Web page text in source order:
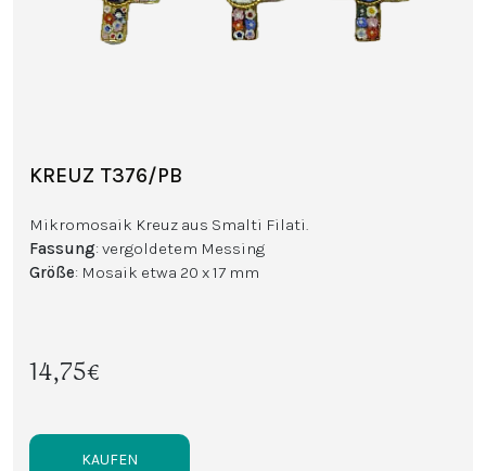
KREUZ T376/PB
Mikromosaik Kreuz aus Smalti Filati.
Fassung: vergoldetem Messing
Größe: Mosaik etwa 20 x 17 mm
14,75€
KAUFEN